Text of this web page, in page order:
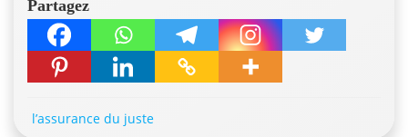
Partagez
l’assurance du juste